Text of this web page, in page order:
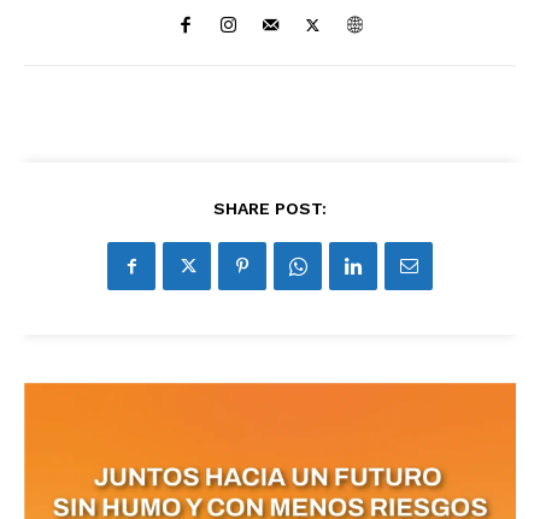
receive all the news of vaping and
tobacco harm reduction in your email.
SHARE POST: